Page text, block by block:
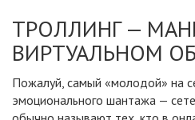
ТРОЛЛИНГ —
ВИРТУАЛЬНОМ
Пожалуй, самый «молодой» на
эмоционального шантажа —